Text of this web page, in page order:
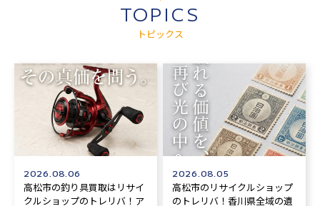
TOPICS
トピックス
2026.08.06
高松市の釣り具買取はリサイ
クルショップのトレリバ！ア
2026.08.05
高松市のリサイクルショップ
のトレリバ！香川県全域の遺